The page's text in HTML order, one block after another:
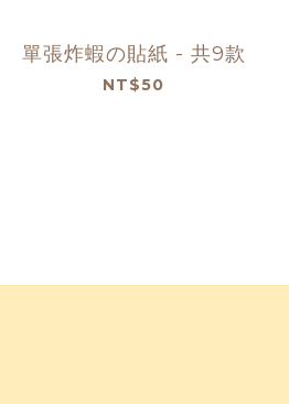
單張炸蝦の貼紙 - 共9款
NT$50